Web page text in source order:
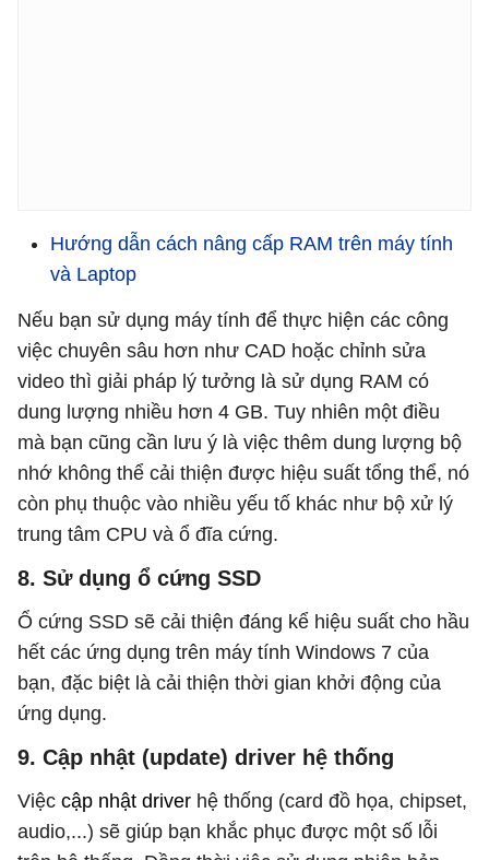
Hướng dẫn cách nâng cấp RAM trên máy tính
và Laptop
Nếu bạn sử dụng máy tính để thực hiện các công
việc chuyên sâu hơn như CAD hoặc chỉnh sửa
video thì giải pháp lý tưởng là sử dụng RAM có
dung lượng nhiều hơn 4 GB. Tuy nhiên một điều
mà bạn cũng cần lưu ý là việc thêm dung lượng bộ
nhớ không thể cải thiện được hiệu suất tổng thể, nó
còn phụ thuộc vào nhiều yếu tố khác như bộ xử lý
trung tâm CPU và ổ đĩa cứng.
8. Sử dụng ổ cứng SSD
Ổ cứng SSD sẽ cải thiện đáng kể hiệu suất cho hầu
hết các ứng dụng trên máy tính Windows 7 của
bạn, đặc biệt là cải thiện thời gian khởi động của
ứng dụng.
9. Cập nhật (update) driver hệ thống
Việc cập nhật driver hệ thống (card đồ họa, chipset,
audio,...) sẽ giúp bạn khắc phục được một số lỗi